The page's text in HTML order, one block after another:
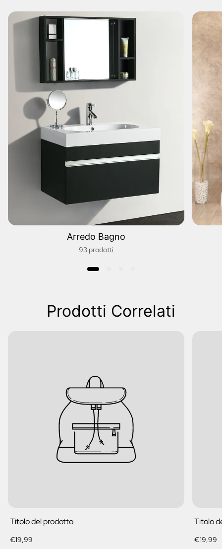
Arredo Bagno
93 prodotti
Prodotti Correlati
Titolo del prodotto
Prezzo
€19,99
Titolo
Prezzo
€19,99